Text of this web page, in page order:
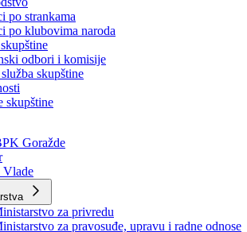
BPK Goražde
po strankama
po klubovima naroda
odbori i komisije
služba skupštine
skupštine
Goražde
Vlade